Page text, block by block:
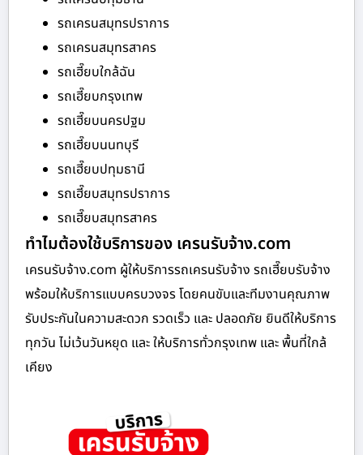
รถเครนสมุทรปราการ
รถเครนสมุทรสาคร
รถเฮี๊ยบใกล้ฉัน
รถเฮี๊ยบกรุงเทพ
รถเฮี๊ยบนครปฐม
รถเฮี๊ยบนนทบุรี
รถเฮี๊ยบปทุมธานี
รถเฮี๊ยบสมุทรปราการ
รถเฮี๊ยบสมุทรสาคร
ทำไมต้องใช้บริการของ เครนรับจ้าง.com
เครนรับจ้าง.com ผู้ให้บริการรถเครนรับจ้าง รถเฮี๊ยบรับจ้าง
พร้อมให้บริการแบบครบวงจร โดยคนขับและทีมงานคุณภาพ
รับประกันในความสะดวก รวดเร็ว และ ปลอดภัย ยินดีให้บริการ
ทุกวัน ไม่เว้นวันหยุด และ ให้บริการทั่วกรุงเทพ และ พื้นที่ใกล้
เคียง